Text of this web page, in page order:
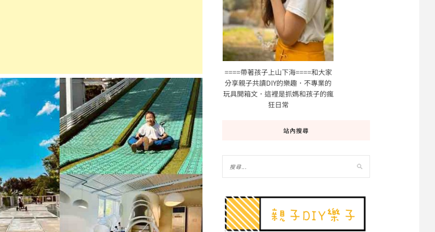
====帶著孩子上山下海====和大家
分享親子共讀DIY的樂趣．不專業的
玩具開箱文．這裡是抓媽和孩子的瘋
狂日常
站內搜尋